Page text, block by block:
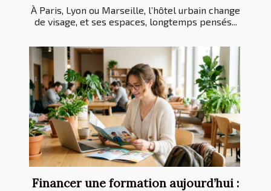
À Paris, Lyon ou Marseille, l’hôtel urbain change
de visage, et ses espaces, longtemps pensés...
Financer une formation aujourd’hui :